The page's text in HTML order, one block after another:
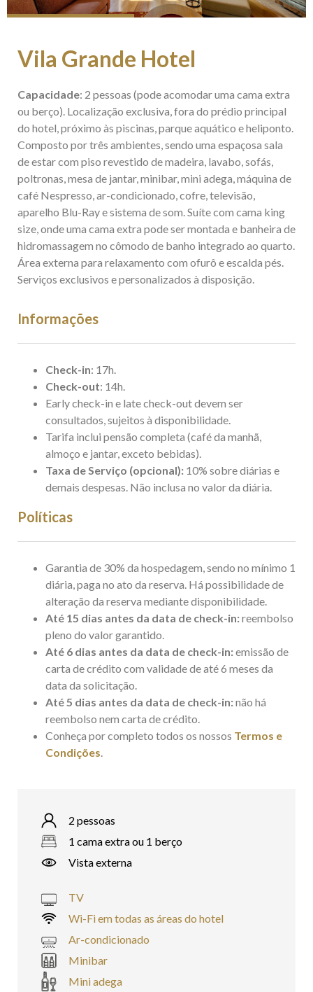
Vila Grande Hotel
Capacidade: 2 pessoas (pode acomodar uma cama extra
ou berço). Localização exclusiva, fora do prédio principal
do hotel, próximo às piscinas, parque aquático e heliponto.
Composto por três ambientes, sendo uma espaçosa sala
de estar com piso revestido de madeira, lavabo, sofás,
poltronas, mesa de jantar, minibar, mini adega, máquina de
café Nespresso, ar-condicionado, cofre, televisão,
aparelho Blu-Ray e sistema de som. Suíte com cama king
size, onde uma cama extra pode ser montada e banheira de
hidromassagem no cômodo de banho integrado ao quarto.
Área externa para relaxamento com ofurô e escalda pés.
Serviços exclusivos e personalizados à disposição.
Informações
Check-in: 17h.
Check-out: 14h.
Early check-in e late check-out devem ser
consultados, sujeitos à disponibilidade.
Tarifa inclui pensão completa (café da manhã,
almoço e jantar, exceto bebidas).
Taxa de Serviço (opcional): 10% sobre diárias e
demais despesas. Não inclusa no valor da diária.
Políticas
​Garantia de 30% da hospedagem, sendo no mínimo 1
diária, paga no ato da reserva. Há possibilidade de
alteração da reserva mediante disponibilidade.
Até 15 dias antes da data de check-in:reembolso
pleno do valor garantido.
Até 6 dias antes da data de check-in:emissão de
carta de crédito com validade de até 6 meses da
data da solicitação.
Até 5 dias antes da data de check-in:não há
reembolso nem carta de crédito.
Conheça por completo todos os nossos Termos e
Condições.
2 pessoas
1 cama extra ou 1 berço
Vista externa
TV
Wi-Fi em todas as áreas do hotel
Ar-condicionado
Minibar
Mini adega